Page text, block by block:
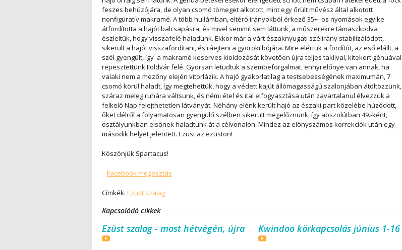
feszes behúzójára, de olyan csomó tömeget alkotott, mint egy őrült művész által alkotott
nonfiguratív makramé. A több hullámban, eltérő irányokból érkező 35+ -os nyomások egyike
átfordította a hajót balcsapásra, és mivel semmit sem láttunk, a műszerekre támaszkodva
észleltük, hogy visszafelé haladunk. Ekkor már a várt északnyugati szélirány stabilizálódott,
sikerült a hajót visszafordítani, és ráejteni a györöki bójára. Mire elértük a fordítót, az eső elállt, a
szél gyengült, így a makramé keserves kioldozását követően újra teljes taklival, kitekert génuával
repesztettünk Földvár felé. Gyorsan letudtuk a szembeforgalmat, ennyi előnye van annak, ha
valaki nem a mezőny elején vitorlázik. A hajó gyakorlatilag a testsebességének maximumán, 7
csomó körül haladt, így megtehettük, hogy a védett kajüt állómagasságú szalonjában átöltözzünk,
száraz meleg ruhára váltsunk, és némi étel és ital elfogyasztása után zavartalanul élvezzük a
felkelő Nap felejthetetlen látványát. Néhány elénk került hajó az északi part közelébe húzódott,
őket délről a folyamatosan gyengülő szélben sikerült megelőznünk, így abszolútban 49.-ként,
osztályunkban elsőnek haladtunk át a célvonalon. Mindez az előnyszámos korrekciók után egy
második helyet jelentett. Ezüst az ezüstön!
Köszönjük Spartacus!
Facebook megosztás
Címkék: Ezüst szalag
Kapcsolódó cikkek
Ezüst szalag - most hétvégén, újra Kwindoo körkapcsolás június 1-16